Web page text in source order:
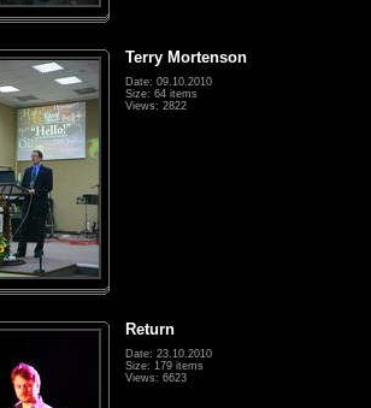
Terry Mortenson
Date: 09.10.2010
Size: 64 items
Views: 2822
Return
Date: 23.10.2010
Size: 179 items
Views: 6623